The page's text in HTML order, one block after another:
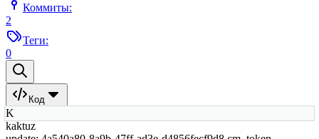
Коммиты:
2
Теги:
0
Код
K
kaktuz